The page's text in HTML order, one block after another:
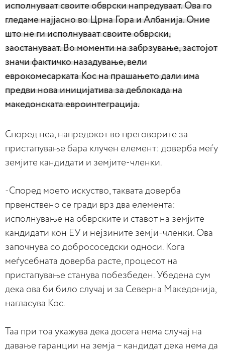
исполнуваат своите обврски напредуваат. Ова го
гледаме најјасно во Црна Гора и Албанија. Оние
што не ги исполнуваат своите обврски,
заостануваат. Во моменти на забрзување, застојот
значи фактичко назадување, вели
еврокомесарката Кос на прашањето дали има
предви нова иницијатива за деблокада на
македонската евроинтеграција.
Според неа, напредокот во преговорите за
пристапување бара клучен елемент: доверба меѓу
земјите кандидати и земјите-членки.
-Според моето искуство, таквата доверба
првенствено се гради врз два елемента:
исполнување на обврските и ставот на земјите
кандидати кон ЕУ и нејзините земји-членки. Ова
започнува со добрососедски односи. Кога
меѓусебната доверба расте, процесот на
пристапување станува побезбеден. Убедена сум
дека ова би било случај и за Северна Македонија,
нагласува Кос.
Таа при тоа укажува дека досега нема случај на
давање гаранции на земја – кандидат дека нема да